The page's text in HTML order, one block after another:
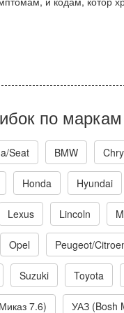
по
Seat BMW
Honda Hyundai
Lexus Lincoln
Opel Peugeot/
Suzuki Toyota
7.6) УАЗ (Bosh